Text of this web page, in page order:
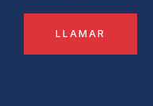
LLAMAR